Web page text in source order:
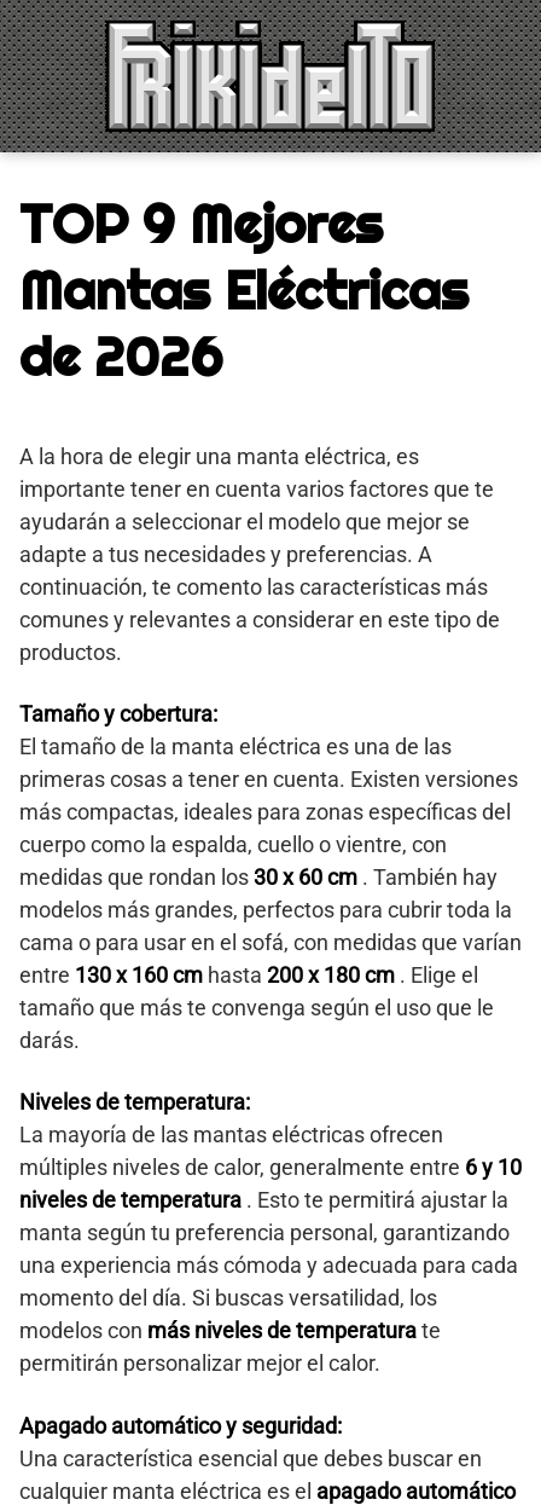
Saltar
al
contenido
TOP 9 Mejores
Mantas Eléctricas
de 2026
A la hora de elegir una manta eléctrica, es
importante tener en cuenta varios factores que te
ayudarán a seleccionar el modelo que mejor se
adapte a tus necesidades y preferencias. A
continuación, te comento las características más
comunes y relevantes a considerar en este tipo de
productos.
Tamaño y cobertura:
El tamaño de la manta eléctrica es una de las
primeras cosas a tener en cuenta. Existen versiones
más compactas, ideales para zonas específicas del
cuerpo como la espalda, cuello o vientre, con
medidas que rondan los30 x 60 cm . También hay
modelos más grandes, perfectos para cubrir toda la
cama o para usar en el sofá, con medidas que varían
entre 130 x 160 cm hasta 200 x 180 cm . Elige el
tamaño que más te convenga según el uso que le
darás.
Niveles de temperatura:
La mayoría de las mantas eléctricas ofrecen
múltiples niveles de calor, generalmente entre 6 y 10
niveles de temperatura . Esto te permitirá ajustar la
manta según tu preferencia personal, garantizando
una experiencia más cómoda y adecuada para cada
momento del día. Si buscas versatilidad, los
modelos con más niveles de temperaturate
permitirán personalizar mejor el calor.
Apagado automático y seguridad:
Una característica esencial que debes buscar en
cualquier manta eléctrica es el apagado automático